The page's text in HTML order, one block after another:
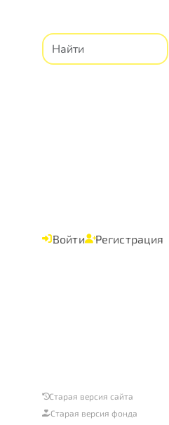
Войти Регистрация
Старая версия сайта
Старая версия фонда